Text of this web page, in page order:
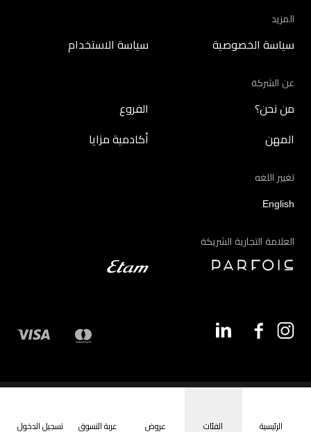
المزيد
سياسة الخصوصية سياسة الاستخدام
عن الشركة
من نحن؟ الفروع
المهن أكادمية مزايا
تغيير اللغه
English
العلامة التجارية الشريكة
الرئيسية الفئات عروض عربة التسوق تسجيل الدخول